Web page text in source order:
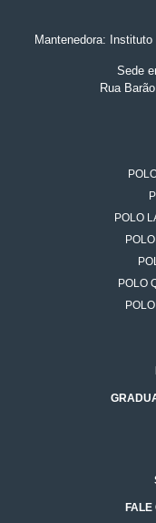
Mantenedora: Instituto.
Sede
Rua
POLO
POLO